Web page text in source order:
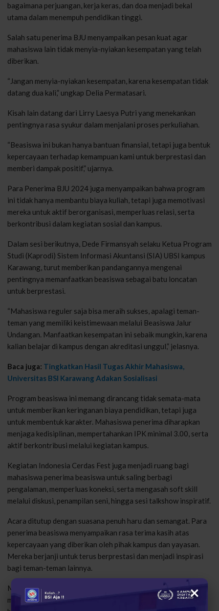
bagaimana perjuangan, kerja keras, dan doa menjadi bekal
utama dalam menempuh pendidikan tinggi.
Salah satu penerima BJU menyampaikan pesan kuat agar
mahasiswa lain tidak menyia-nyiakan kesempatan yang telah
diberikan.
“Jangan menyia-nyiakan kesempatan, karena kesempatan tidak
datang dua kali,” ungkap Delia Permatasari.
Kisah lain datang dari Lirry Laesya Putri yang menekankan
pentingnya rasa syukur dalam menjalani proses perkuliahan.
“Beasiswa ini bukan hanya bantuan finansial, tetapi juga bentuk
kepercayaan terhadap kemampuan kami untuk berprestasi dan
memberi dampak positif,” ujarnya.
Para Penerima BJU 2024 juga menyampaikan bahwa program
ini tidak hanya membantu biaya kuliah, tetapi juga memotivasi
mereka untuk aktif berorganisasi, memperluas relasi, serta
berkontribusi dalam kegiatan sosial dan kampus.
Dalam sesi berikutnya, Dede Firmansyah selaku Ketua Program
Studi (Kaprodi) Sistem Informasi Akuntansi (SIA) UBSI kampus
Karawang, turut memberikan pandangannya mengenai
pentingnya memanfaatkan beasiswa sebagai batu loncatan
untuk berprestasi.
“Mahasiswa reguler saja bisa meraih sukses, apalagi teman-
teman yang memiliki keistimewaan melalui Beasiswa Jalur
Undangan. Manfaatkan kesempatan ini sebaik mungkin, karena
kalian belajar di kampus dengan akreditasi unggul,” jelasnya.
Baca juga: Tingkatkan Hasil Tugas Akhir Mahasiswa,
Universitas BSI Karawang Adakan Sosialisasi
Program beasiswa ini memang dirancang tidak semata-mata
untuk memberikan keringanan biaya pendidikan, tetapi juga
untuk membentuk karakter. Mahasiswa penerima diharapkan
menjaga kedisiplinan, mempertahankan IPK minimal 3.00, serta
aktif berkontribusi melalui kegiatan kampus.
Kegiatan Indonesia Cerdas Fest juga menjadi ruang bagi
mahasiswa penerima beasiswa untuk saling berbagi
pengalaman, memperluas koneksi, serta mengasah soft skill
melalui diskusi, penampilan seni, hingga sesi talkshow inspiratif.
Acara ditutup dengan suasana penuh haru dan semangat. Para
penerima beasiswa menyampaikan rasa terima kasih atas
kepercayaan yang diberikan oleh pihak kampus dan yayasan.
Mereka berjanji untuk terus berprestasi dan menjadi inspirasi
bagi teman-teman lainnya.
Melalui program ini, UBSI kampus Karawang kembali
menegaskan perannya sebagai institusi pendidikan yang×